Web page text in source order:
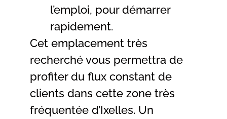
l’emploi, pour démarrer
rapidement.
Cet emplacement très
recherché vous permettra de
profiter du flux constant de
clients dans cette zone très
fréquentée d’Ixelles. Un